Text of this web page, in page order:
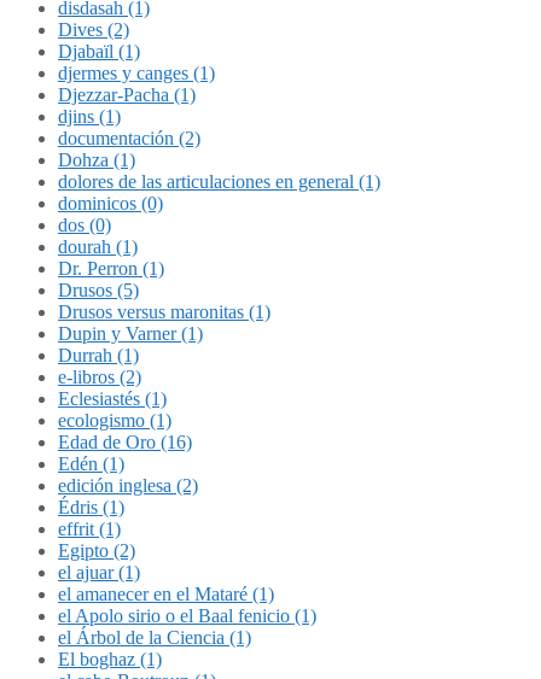
disdasah (1)
Dives (2)
Djabaïl (1)
djermes y canges (1)
Djezzar-Pacha (1)
djins (1)
documentación (2)
Dohza (1)
dolores de las articulaciones en general (1)
dominicos (0)
dos (0)
dourah (1)
Dr. Perron (1)
Drusos (5)
Drusos versus maronitas (1)
Dupin y Varner (1)
Durrah (1)
e-libros (2)
Eclesiastés (1)
ecologismo (1)
Edad de Oro (16)
Edén (1)
edición inglesa (2)
Édris (1)
effrit (1)
Egipto (2)
el ajuar (1)
el amanecer en el Mataré (1)
el Apolo sirio o el Baal fenicio (1)
el Árbol de la Ciencia (1)
El boghaz (1)